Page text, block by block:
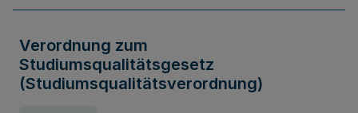
Verordnung zum
Studiumsqualitätsgesetz
(Studiumsqualitätsverordnung)